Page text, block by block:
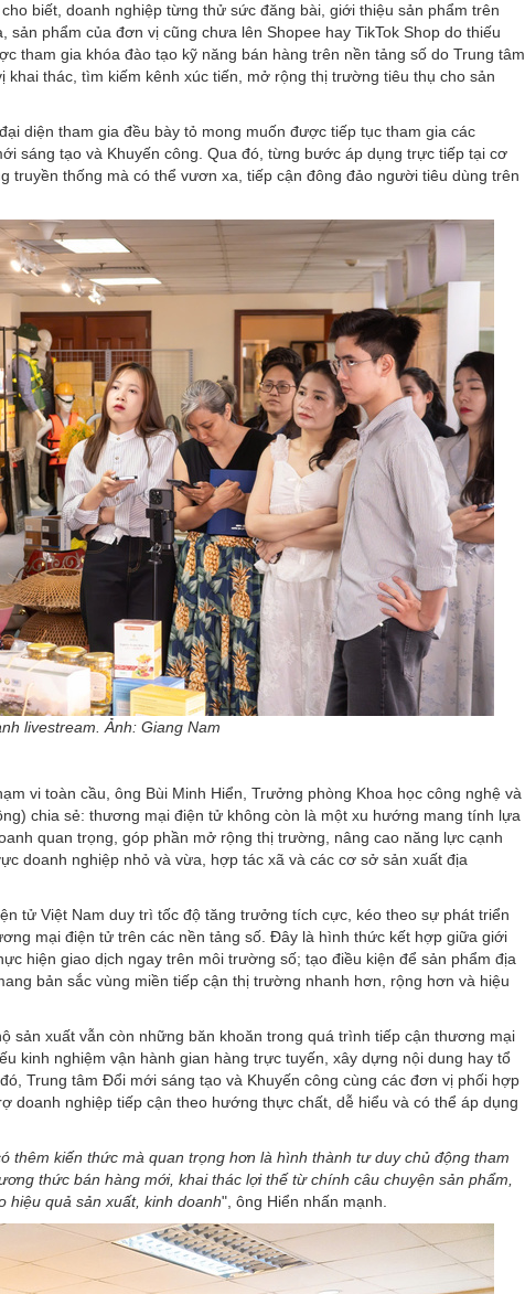
biết, doanh nghiệp từng thử sức đăng bài, giới thiệu sản phẩm trên
phẩm của đơn vị cũng chưa lên Shopee hay TikTok Shop do thiếu
tham gia khóa đào tạo kỹ năng bán hàng trên nền tảng số do Trung tâm
thác, tìm kiếm kênh xúc tiến, mở rộng thị trường tiêu thụ cho sản
diện tham gia đều bày tỏ mong muốn được tiếp tục tham gia các
sáng tạo và Khuyến công. Qua đó, từng bước áp dụng trực tiếp tại cơ
truyền thống mà có thể vươn xa, tiếp cận đông đảo người tiêu dùng trên
livestream. Ảnh: Giang Nam
vi toàn cầu, ông Bùi Minh Hiển, Trưởng phòng Khoa học công nghệ và
chia sẻ: thương mại điện tử không còn là một xu hướng mang tính lựa
quan trọng, góp phần mở rộng thị trường, nâng cao năng lực cạnh
doanh nghiệp nhỏ và vừa, hợp tác xã và các cơ sở sản xuất địa
tử Việt Nam duy trì tốc độ tăng trưởng tích cực, kéo theo sự phát triển
mại điện tử trên các nền tảng số. Đây là hình thức kết hợp giữa giới
hiện giao dịch ngay trên môi trường số; tạo điều kiện để sản phẩm địa
bản sắc vùng miền tiếp cận thị trường nhanh hơn, rộng hơn và hiệu
sản xuất vẫn còn những băn khoăn trong quá trình tiếp cận thương mại
kinh nghiệm vận hành gian hàng trực tuyến, xây dựng nội dung hay tổ
Trung tâm Đổi mới sáng tạo và Khuyến công cùng các đơn vị phối hợp
doanh nghiệp tiếp cận theo hướng thực chất, dễ hiểu và có thể áp dụng
thêm kiến thức mà quan trọng hơn là hình thành tư duy chủ động tham
thức bán hàng mới, khai thác lợi thế từ chính câu chuyện sản phẩm,
hiệu quả sản xuất, kinh doanh", ông Hiển nhấn mạnh.